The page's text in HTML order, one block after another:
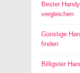
Bester
vergleichen
Günstige
finden
Billigster